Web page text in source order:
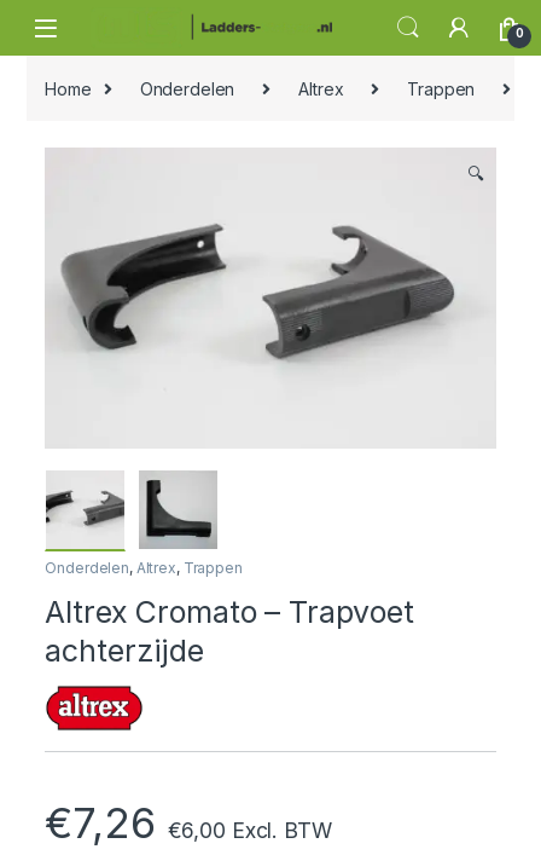
0
Home Onderdelen Altrex Trappen
🔍
Onderdelen, Altrex, Trappen
Altrex Cromato – Trapvoet
achterzijde
€7,26 €6,00 Excl. BTW